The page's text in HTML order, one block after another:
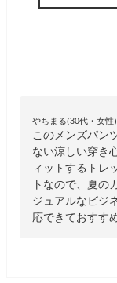
やちまる(30代・女性)
このメンズパン
ない涼しい穿き
ィットするトレ
トなので、夏の
ジュアルなビジ
応できておすす